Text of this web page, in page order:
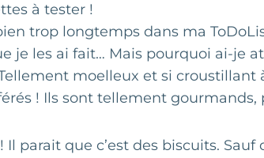
à tester !
trop longtemps dans ma
je les ai fait… Mais pourquoi ai-je
moelleux et si croustillant
! Ils sont tellement gourmands,
Il parait que c’est des biscuits. Sauf